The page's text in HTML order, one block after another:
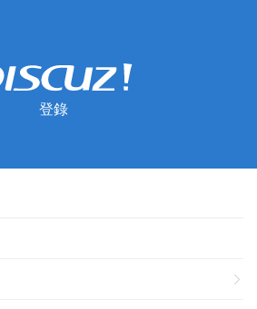
登錄